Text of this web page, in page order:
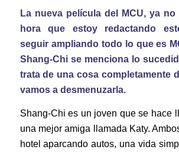
La nueva película del MCU, ya
hora que estoy redactando
seguir ampliando todo lo que es
Shang-Chi se menciona lo
trata de una cosa completamente
vamos a desmenuzarla.
Shang-Chi es un joven que se hace
una mejor amiga llamada Katy.
hotel aparcando autos, una vida